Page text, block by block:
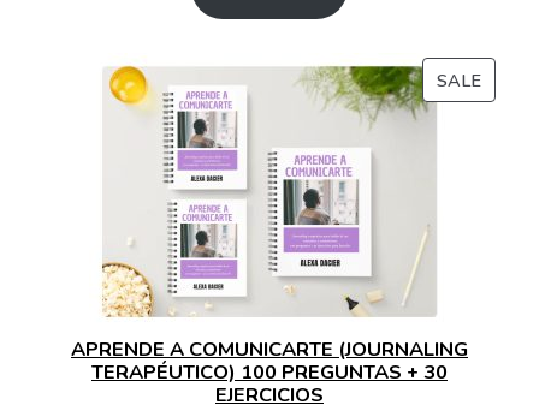
SALE
APRENDE A COMUNICARTE (JOURNALING
TERAPÉUTICO) 100 PREGUNTAS + 30
EJERCICIOS